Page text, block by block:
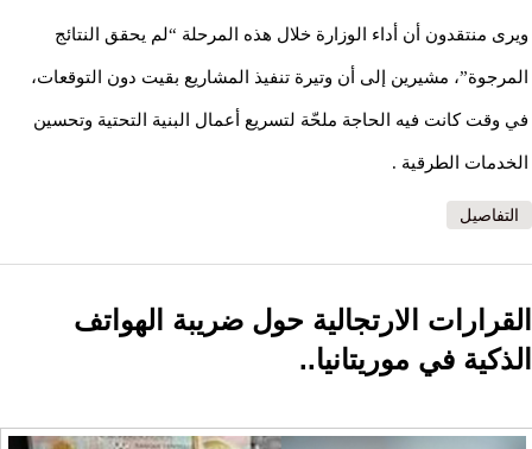
ويرى منتقدون أن أداء الوزارة خلال هذه المرحلة “لم يحقق النتائج
المرجوة”، مشيرين إلى أن وتيرة تنفيذ المشاريع بقيت دون التوقعات،
في وقت كانت فيه الحاجة ملحّة لتسريع أعمال البنية التحتية وتحسين
الخدمات الطرقية .
التفاصيل
القرارات الارتجالية حول ضريبة الهواتف
الذكية في موريتانيا..